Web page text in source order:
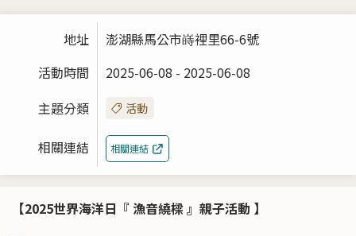
地址
澎湖縣馬公市嵵裡里66-6號
活動時間
2025-06-08 - 2025-06-08
主題分類
活動
相關連結 相關連結
【2025世界海洋日『 漁音繞樑 』親子活動 】